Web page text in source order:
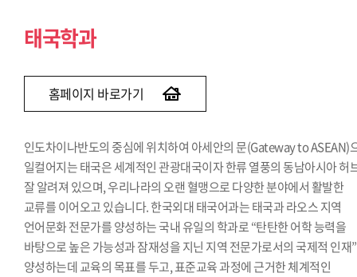
태국학과
홈페이지 바로가기
인도차이나반도의 중심에 위치하여 아세안의 문(Gateway to ASEAN)
일컬어지는 태국은 세계적인 관광대국이자 한류 열풍의 동남아시아 허
잘 알려져 있으며, 우리나라의 오랜 혈맹으로 다양한 분야에서 활발한
교류를 이어오고 있습니다. 한국외대 태국어과는 태국과 라오스 지역
언어문화 전문가를 양성하는 국내 유일의 학과로 “탄탄한 어학 능력을
바탕으로 높은 가능성과 잠재성을 지닌 지역 전문가로서의 국제적 인재
양성하는데 교육의 목표를 두고, 표준교육 과정에 근거한 체계적인